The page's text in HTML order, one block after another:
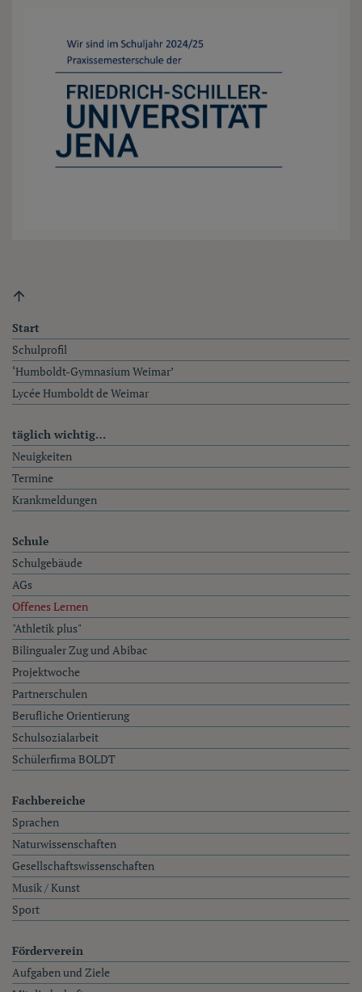
Fußzeile
Start
Schulprofil
‘Humboldt-Gymnasium Weimar’
Lycée Humboldt de Weimar
täglich wichtig…
Neuigkeiten
Termine
Krankmeldungen
Schule
Schulgebäude
AGs
Offenes Lernen
"Athletik plus"
Bilingualer Zug und Abibac
Projektwoche
Partnerschulen
Berufliche Orientierung
Schulsozialarbeit
Schülerfirma BOLDT
Fachbereiche
Sprachen
Naturwissenschaften
Gesellschaftswissenschaften
Musik / Kunst
Sport
Förderverein
Aufgaben und Ziele